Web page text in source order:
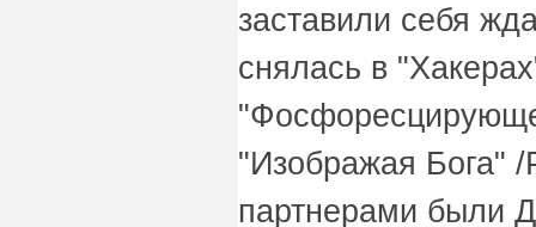
заставили себя
снялась в
"Изображая Бога" /
партнерами были